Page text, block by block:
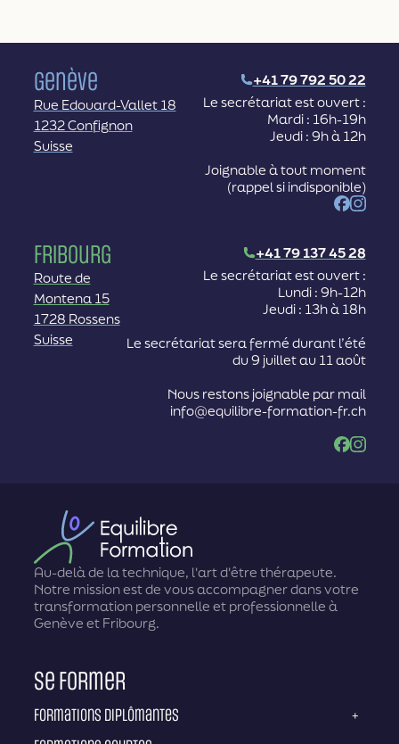
Genève
+41 79 792 50 22
Rue Edouard-Vallet 18
1232 Confignon
Suisse
Le secrétariat est ouvert :
Mardi : 16h-19h
Jeudi : 9h à 12h
Joignable à tout moment
(rappel si indisponible)
Facebook
Fribourg
+41 79 137 45 28
Route de
Montena 15
1728 Rossens
Suisse
Le secrétariat est ouvert :
Lundi : 9h-12h
Jeudi : 13h à 18h
Le secrétariat sera fermé durant l’été
du 9 juillet au 11 août
Nous restons joignable par mail
info@equilibre-formation-fr.ch
Facebook
Au-delà de la technique, l'art d'être thérapeute.
Notre mission est de vous accompagner dans votre
transformation personnelle et professionnelle à
Genève et Fribourg.
Se former
Formations diplômantes +